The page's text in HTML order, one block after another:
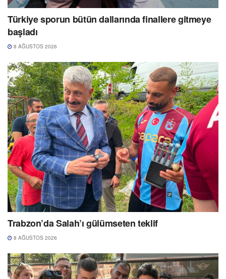
Türkiye sporun bütün dallarında finallere gitmeye
başladı
8 AĞUSTOS 2026
Trabzon’da Salah’ı gülümseten teklif
8 AĞUSTOS 2026